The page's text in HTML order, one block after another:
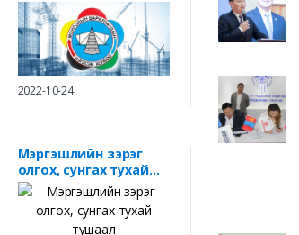
ний өдрийн А/159
дугаар тушаал
2022-10-24
Мэргэшлийн зэрэг
олгох, сунгах тухай
тушаал